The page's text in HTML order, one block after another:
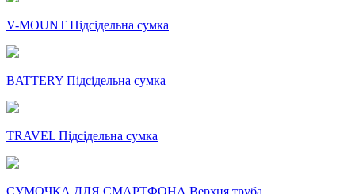
V-MOUNT Підсідельна сумка
BATTERY Підсідельна сумка
TRAVEL Підсідельна сумка